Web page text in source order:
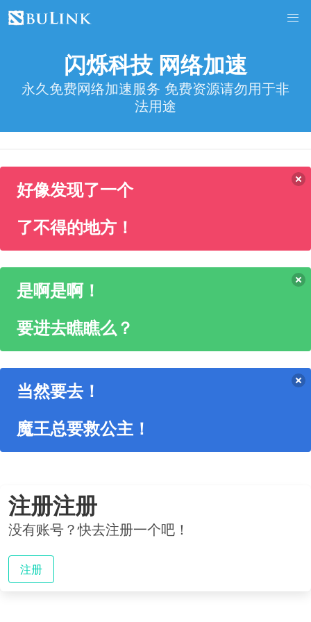
闪烁科技 网络加速
永久免费网络加速服务 免费资源请勿用于非
法用途
好像发现了一个
了不得的地方！
是啊是啊！
要进去瞧瞧么？
当然要去！
魔王总要救公主！
注册注册
没有账号？快去注册一个吧！
注册